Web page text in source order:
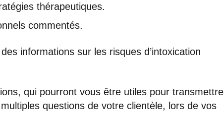
thérapeutiques.
commentés.
informations sur les risques d’intoxication
qui pourront vous être utiles pour transmettre
questions de votre clientèle, lors de vos